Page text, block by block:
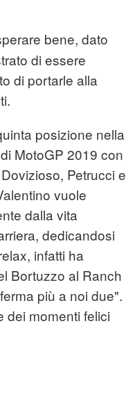
bene, dato
di essere
di portarle alla
posizione nella
MotoGP 2019 con
Petrucci e
vuole
dalla vita
dedicandosi
infatti ha
Bortuzzo al Ranch
più a noi due".
dei momenti felici